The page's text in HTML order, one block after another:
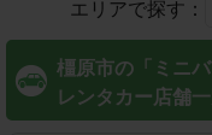
エリアで探す：
橿原市の「ミニ
レンタカー店舗